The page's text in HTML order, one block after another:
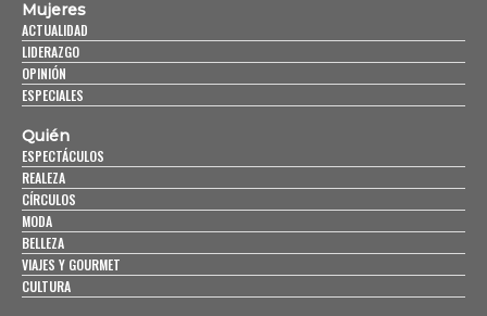
Mujeres
ACTUALIDAD
LIDERAZGO
OPINIÓN
ESPECIALES
Quién
ESPECTÁCULOS
REALEZA
CÍRCULOS
MODA
BELLEZA
VIAJES Y GOURMET
CULTURA